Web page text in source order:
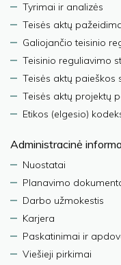
Tyrimai ir analizės
Teisės aktų
Galiojančio teisinio
Teisinio reguliavimo
Teisės aktų paieškos
Teisės aktų projektų
Etikos (elgesio)
Administracinė
Nuostatai
Planavimo
Darbo užmokestis
Karjera
Paskatinimai ir
Viešieji pirkimai